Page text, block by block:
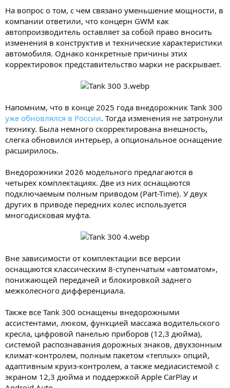
На вопрос о том, с чем связано уменьшение мощности, в
компании ответили, что концерн GWM как
автопроизводитель оставляет за собой право вносить
изменения в конструктив и технические характеристики
автомобиля. Однако конкретные причины этих
корректировок представительство марки не раскрывает.
Напомним, что в конце 2025 года внедорожник Tank 300
уже обновлялся в России. Тогда изменения не затронули
технику. Была немного скорректирована внешность,
слегка обновился интерьер, а опциональное оснащение
расширилось.
Внедорожники 2026 модельного предлагаются в
четырех комплектациях. Две из них оснащаются
подключаемым полным приводом (Part-Time). У двух
других в приводе передних колес используется
многодисковая муфта.
Вне зависимости от комплектации все версии
оснащаются классическим 8-ступенчатым «автоматом»,
понижающей передачей и блокировкой заднего
межколесного дифференциала.
Также все Tank 300 оснащены внедорожными
ассистентами, люком, функцией массажа водительского
кресла, цифровой панелью приборов (12,3 дюйма),
системой распознавания дорожных знаков, двухзонным
климат-контролем, полным пакетом «теплых» опций,
адаптивным круиз-контролем, а также медиасистемой с
экраном 12,3 дюйма и поддержкой Apple CarPlay и